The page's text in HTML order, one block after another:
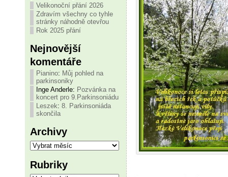
Velikonoční přání 2026
Zdravím všechny co tyhle
stránky náhodně otevřou
Rok 2025 přání
Nejnovější
komentáře
Pianino: Můj pohled na
parkinsoniky
Inge Anderle: Pozvánka na
koncert pro 9.Parkinsoniádu
Leszek: 8. Parkinsoniáda
skončila
Archivy
Archivy
Rubriky
Rubriky